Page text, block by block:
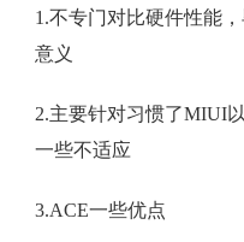
1.不专门对比硬件性能
意义
2.主要针对习惯了MIUI
一些不适应
3.ACE一些优点